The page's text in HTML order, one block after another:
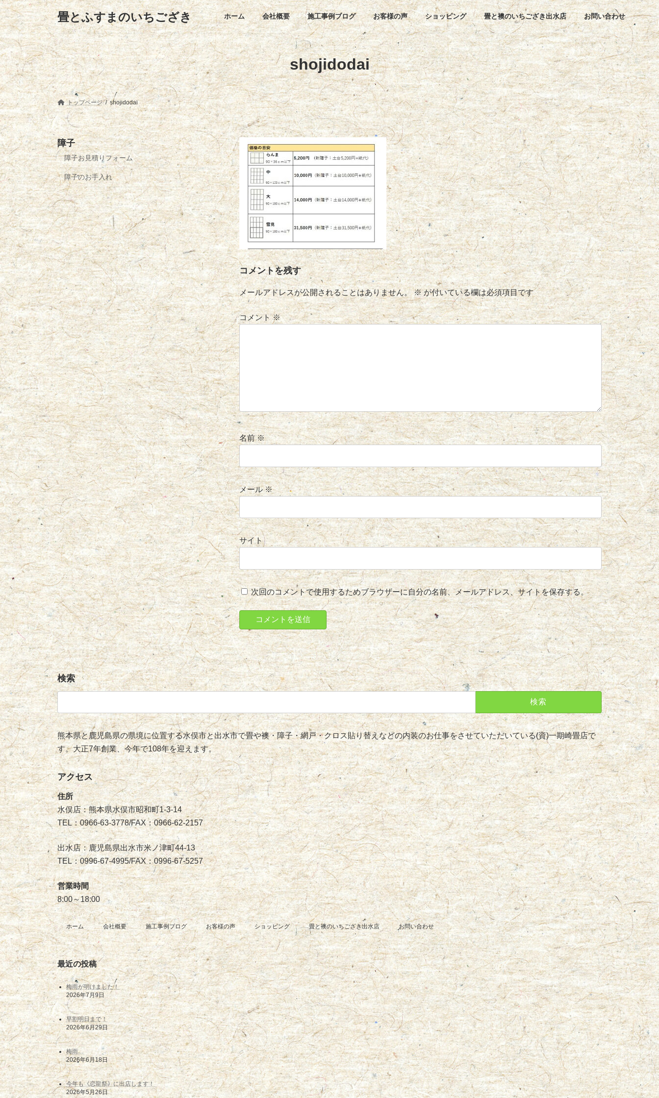
コ
ン
テ
ン
ツ
へ
ス
キ
ッ
プ
ナ
ビ
ゲ
ー
シ
ョ
ン
に
移
動
畳とふすまのいちござき ホーム 会社概要 施工事例ブログ お客様の声 ショッピング 畳と襖のいちござき出水店 お問い合わせ
shojidodai
トップページ shojidodai
コメントを残す
メールアドレスが公開されることはありません。 ※が付いている欄は必須項目です
コメント※
名前※
メール※
サイト
次回のコメントで使用するためブラウザーに自分の名前、メールアドレス、サイトを保存する。
障子
障子お見積りフォーム
障子のお手入れ
検索
検
熊本県と鹿児島県の県境に位置する水俣市と出水市で畳や襖・障子・網戸・クロス貼り替えなどの内装のお仕事をさせていただいている(資)一期崎畳店で
す。大正7年創業、今年で108年を迎えます。
アクセス
住所
水俣店：熊本県水俣市昭和町1-3-14
TEL：0966-63-3778/FAX：0966-62-2157
出水店：鹿児島県出水市米ノ津町44-13
TEL：0996-67-4995/FAX：0996-67-5257
営業時間
8:00～18:00
ホーム 会社概要 施工事例ブログ お客様の声 ショッピング 畳と襖のいちござき出水店 お問い合わせ
最近の投稿
梅雨が明けました！
2026年7月9日
早割明日まで！
2026年6月29日
梅雨…
2026年6月18日
今年も《恋龍祭》に出店します！
2026年5月26日